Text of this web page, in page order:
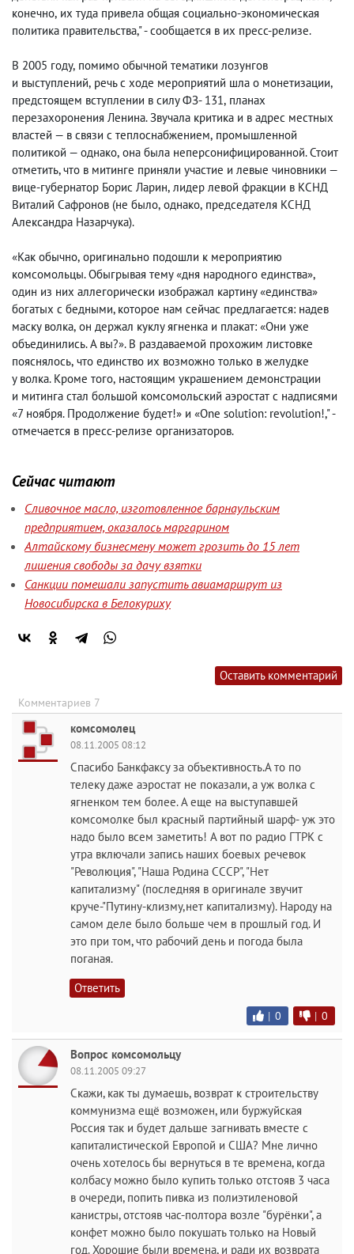
конечно, их туда привела общая социально-экономическая
политика правительства," - сообщается в их пресс-релизе.
В 2005 году, помимо обычной тематики лозунгов
и выступлений, речь с ходе мероприятий шла о монетизации,
предстоящем вступлении в силу ФЗ- 131, планах
перезахоронения Ленина. Звучала критика и в адрес местных
властей — в связи с теплоснабжением, промышленной
политикой — однако, она была неперсонифицированной. Стоит
отметить, что в митинге приняли участие и левые чиновники —
вице-губернатор Борис Ларин, лидер левой фракции в КСНД
Виталий Сафронов (не было, однако, председателя КСНД
Александра Назарчука).
«Как обычно, оригинально подошли к мероприятию
комсомольцы. Обыгрывая тему «дня народного единства»,
один из них аллегорически изображал картину «единства»
богатых с бедными, которое нам сейчас предлагается: надев
маску волка, он держал куклу ягненка и плакат: «Они уже
объединились. А вы?». В раздаваемой прохожим листовке
пояснялось, что единство их возможно только в желудке
у волка. Кроме того, настоящим украшением демонстрации
и митинга стал большой комсомольский аэростат с надписями
«7 ноября. Продолжение будет!» и «One solution: revolution!," -
отмечается в пресс-релизе организаторов.
Сейчас читают
Сливочное масло, изготовленное барнаульским
предприятием, оказалось маргарином
Алтайскому бизнесмену может грозить до 15 лет
лишения свободы за дачу взятки
Санкции помешали запустить авиамаршрут из
Новосибирска в Белокуриху
Оставить комментарий
Комментариев 7
комсомолец
08.11.2005 08:12
Спасибо Банкфаксу за объективность.А то по
телеку даже аэростат не показали, а уж волка с
ягненком тем более. А еще на выступавшей
комсомолке был красный партийный шарф- уж это
надо было всем заметить! А вот по радио ГТРК с
утра включали запись наших боевых речевок
"Революция", "Наша Родина СССР", "Нет
капитализму" (последняя в оригинале звучит
круче-"Путину-клизму,нет капитализму). Народу на
самом деле было больше чем в прошлый год. И
это при том, что рабочий день и погода была
поганая.
Ответить
| 0 | 0
Вопрос комсомольцу
08.11.2005 09:27
Скажи, как ты думаешь, возврат к строительству
коммунизма ещё возможен, или буржуйская
Россия так и будет дальше загнивать вместе с
капиталистической Европой и США? Мне лично
очень хотелось бы вернуться в те времена, когда
колбасу можно было купить только отстояв 3 часа
в очереди, попить пивка из полиэтиленовой
канистры, отстояв час-полтора возле "бурёнки", а
конфет можно было покушать только на Новый
год. Хорошие были времена, и ради их возврата